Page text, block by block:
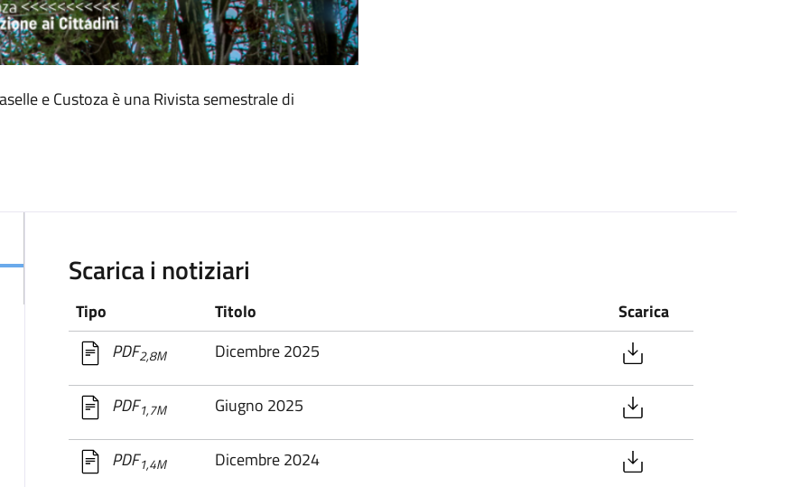
e Custoza è una Rivista semestrale di
Scarica i notiziari
Tipo Titolo
Scarica
PDF2,8M Dicembre 2025
PDF1,7M Giugno 2025
PDF1,4M Dicembre 2024